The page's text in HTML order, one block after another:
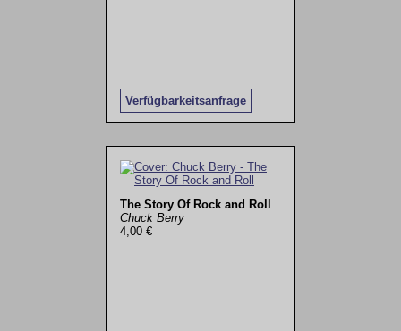
Verfügbarkeitsanfrage
The Story Of Rock and Roll
Chuck Berry
4,00 €